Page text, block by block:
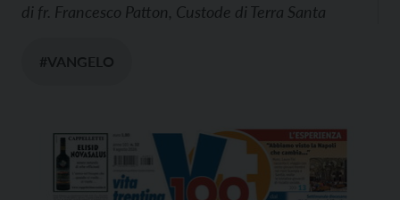
di fr. Francesco Patton, Custode di Terra Santa
#VANGELO